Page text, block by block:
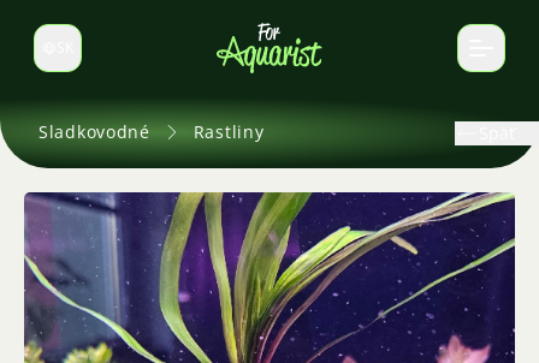
Prepnúť jazyk
Sladkovodné Rastliny